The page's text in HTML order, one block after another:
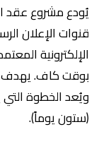
يُودع مشروع عقد
قنوات الإعلان
الإلكترونية
بوقت كاف. يهدف
ويُعد الخطوة التي
(ستون يوماً).